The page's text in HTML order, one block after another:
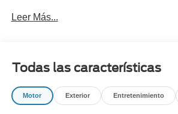
too good to be true, and let us be the
Leer Más...
Todas las características
Motor Exterior Entretenimiento